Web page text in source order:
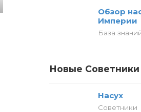
Обзор
Империи
База
Новые Советники
Насух
Советники